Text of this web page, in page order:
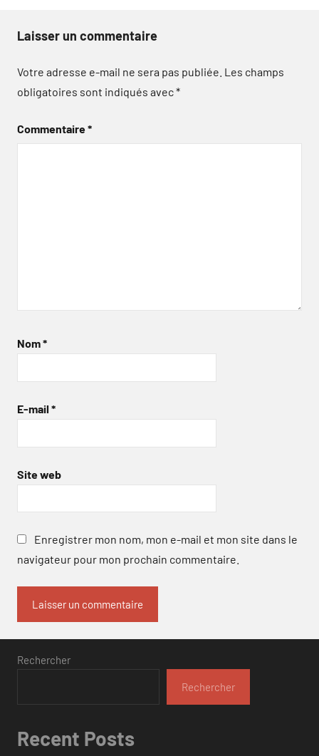
Laisser un commentaire
Votre adresse e-mail ne sera pas publiée. Les champs
obligatoires sont indiqués avec*
Commentaire*
Nom*
E-mail *
Site web
Enregistrer mon nom, mon e-mail et mon site dans le
navigateur pour mon prochain commentaire.
Rechercher
Rechercher
Recent Posts